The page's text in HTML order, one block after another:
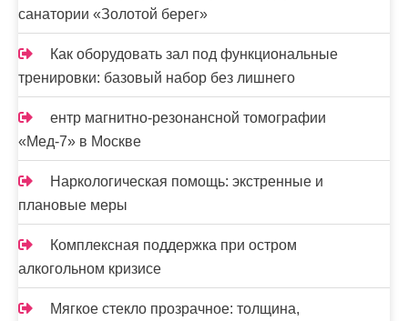
санатории «Золотой берег»
Как оборудовать зал под функциональные
тренировки: базовый набор без лишнего
ентр магнитно-резонансной томографии
«Мед-7» в Москве
Наркологическая помощь: экстренные и
плановые меры
Комплексная поддержка при остром
алкогольном кризисе
Мягкое стекло прозрачное: толщина,